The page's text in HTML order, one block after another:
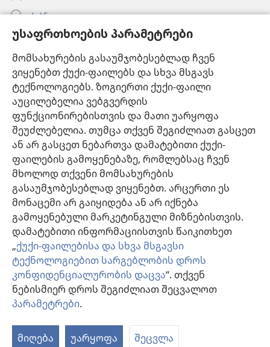
უსაფრთხოების პარამეტრები
მომსახურების გასაუმჯობესებლად ჩვენ
ვიყენებთ ქუქი-ფაილებს და სხვა მსგავს
ტექნოლოგიებს. ზოგიერთი ქუქი-ფაილი
აუცილებელია ვებგვერდის
ფუნქციონირებისთვის და მათი უარყოფა
შეუძლებელია. თუმცა თქვენ შეგიძლიათ გასცეთ
ან არ გასცეთ ნებართვა დამატებითი ქუქი-
ფაილების გამოყენებაზე, რომლებსაც ჩვენ
მხოლოდ თქვენი მომსახურების
გასაუმჯობესებლად ვიყენებთ. არცერთი ეს
მონაცემი არ გაიყიდება ან არ იქნება
გამოყენებული მარკეტინგული მიზნებისთვის.
დამატებითი ინფორმაციისთვის წაიკითხეთ
„ქუქი-ფაილებისა და სხვა მსგავსი
ტექნოლოგიებით სარგებლობის დროს
კონფიდენციალურობის დაცვა“. თქვენ
ნებისმიერ დროს შეგიძლიათ შეცვალოთ
პარამეტრები.
მიღება უარყოფა შეცვლა
ძებნა
ინფორმაცია ექიმებისთვის
ინფორმაცია ოფიციალური პირებისთვის
დახმარება
შესაწირავები
(გაიხსნება
ახალი
ფანჯარა)საგუშაგო კოშკის ონლაინ ბიბლიოთეკა™
(გაიხსნება
ახალი
ფანჯარა)JW Hub
(გაიხსნება
ახალი
ფანჯარა)JW ბიბლიოთეკა
„საგუშაგო კოშკის ბიბლიოთეკა“
Copyright© 2026 Watch Tower Bible and Tract Society of Pennsylvania.
ᲡᲐᲠᲒᲔᲑᲚᲝᲑᲘᲡ ᲬᲔᲡᲔᲑᲘ
|ᲣᲡᲐᲤᲠᲗᲮᲝᲔᲑᲘᲡ ᲞᲐᲠᲐᲛᲔᲢᲠᲔᲑᲘ